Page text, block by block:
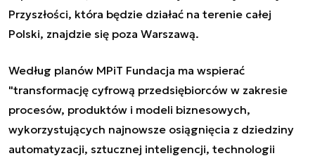
Przyszłości, która będzie działać na terenie całej
Polski, znajdzie się poza Warszawą.
Według planów MPiT Fundacja ma wspierać
"transformację cyfrową przedsiębiorców w zakresie
procesów, produktów i modeli biznesowych,
wykorzystujących najnowsze osiągnięcia z dziedziny
automatyzacji, sztucznej inteligencji, technologii